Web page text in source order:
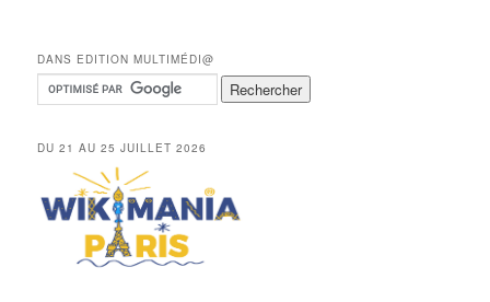
DANS EDITION MULTIMÉDI@
DU 21 AU 25 JUILLET 2026